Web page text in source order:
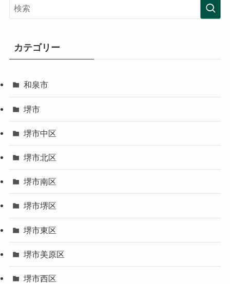
カテゴリー
和泉市
堺市
堺市中区
堺市北区
堺市南区
堺市堺区
堺市東区
堺市美原区
堺市西区